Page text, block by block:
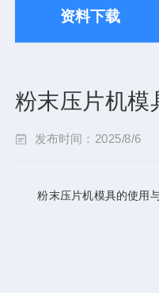
资料下载
粉末压片机模
发布时间：2025/8/6
粉末压片机模具的使用